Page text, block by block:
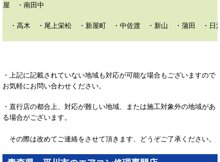
屋 ・南田中
・高木 ・尾上栄松 ・新屋町 ・中佐渡 ・新山 ・蒲田 ・
・上記に記載されていない地域も対応が可能な場合もございますので
お気軽にお問い合わせください。
・直行店の都合上、対応が難しい地域、または施工対象外の地域があ
る場合がございます。
その際は改めてご連絡をさせて頂きます、どうぞご了承ください。